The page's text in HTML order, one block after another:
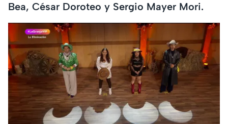
Bea, César Doroteo y Sergio Mayer Mori.